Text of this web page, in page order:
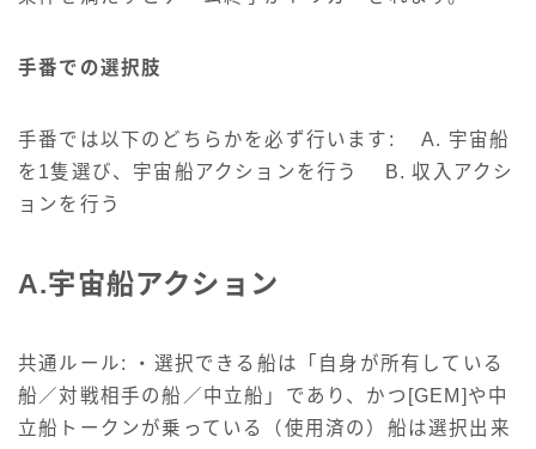
手番での選択肢
手番では以下のどちらかを必ず行います: A. 宇宙船
を1隻選び、宇宙船アクションを行う B. 収入アクシ
ョンを行う
A.宇宙船アクション
共通ルール: ・選択できる船は「自身が所有している
船／対戦相手の船／中立船」であり、かつ[GEM]や中
立船トークンが乗っている（使用済の）船は選択出来